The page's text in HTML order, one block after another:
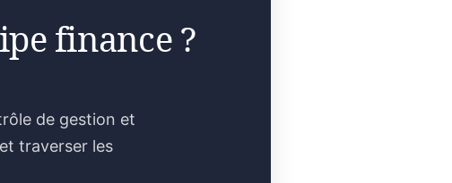
finance ?
de gestion et
traverser les